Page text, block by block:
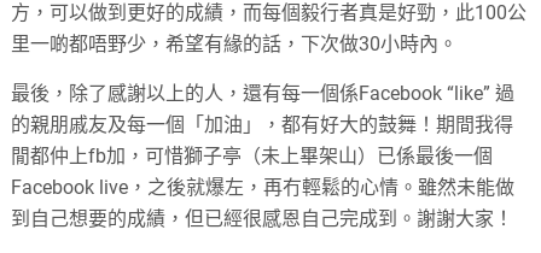
方，可以做到更好的成績，而每個毅行者真是好勁，此100公
里一啲都唔野少，希望有緣的話，下次做30小時內。
最後，除了感謝以上的人，還有每一個係Facebook “like” 過
的親朋戚友及每一個「加油」，都有好大的鼓舞！期間我得
閒都仲上fb加，可惜獅子亭（未上畢架山）已係最後一個
Facebook live，之後就爆左，再冇輕鬆的心情。雖然未能做
到自己想要的成績，但已經很感恩自己完成到。謝謝大家！